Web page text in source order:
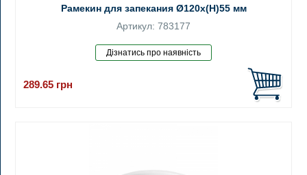
Рамекин для запекания Ø120x(H)55 мм
Артикул: 783177
289.65 грн